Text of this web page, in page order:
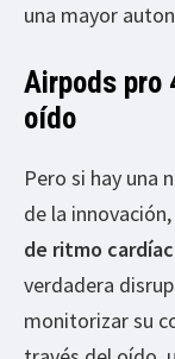
una mayor
Airpods pro
oído
Pero si hay una
de la
de ritmo
verdadera
monitorizar su